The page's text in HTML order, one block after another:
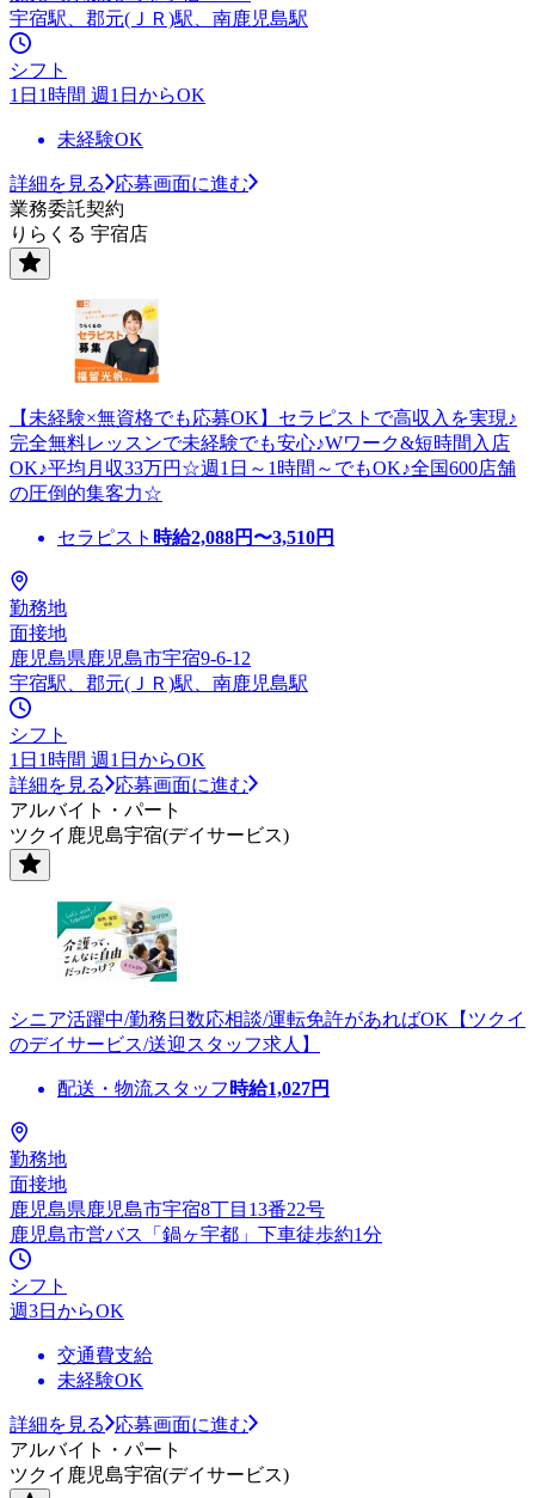
宇宿駅、郡元(ＪＲ)駅、南鹿児島駅
シフト
1日1時間 週1日からOK
未経験OK
詳細を見る
応募画面に進む
業務委託契約
りらくる 宇宿店
【未経験×無資格でも応募OK】セラピストで高収入を実現♪
完全無料レッスンで未経験でも安心♪Wワーク&短時間入店
OK♪平均月収33万円☆週1日～1時間～でもOK♪全国600店舗
の圧倒的集客力☆
セラピスト 時給2,088円〜3,510円
勤務地
面接地
鹿児島県鹿児島市宇宿9-6-12
宇宿駅、郡元(ＪＲ)駅、南鹿児島駅
シフト
1日1時間 週1日からOK
詳細を見る
応募画面に進む
アルバイト・パート
ツクイ鹿児島宇宿(デイサービス)
シニア活躍中/勤務日数応相談/運転免許があればOK【ツクイ
のデイサービス/送迎スタッフ求人】
配送・物流スタッフ 時給1,027円
勤務地
面接地
鹿児島県鹿児島市宇宿8丁目13番22号
鹿児島市営バス「鍋ヶ宇都」下車徒歩約1分
シフト
週3日からOK
交通費支給
未経験OK
詳細を見る
応募画面に進む
アルバイト・パート
ツクイ鹿児島宇宿(デイサービス)